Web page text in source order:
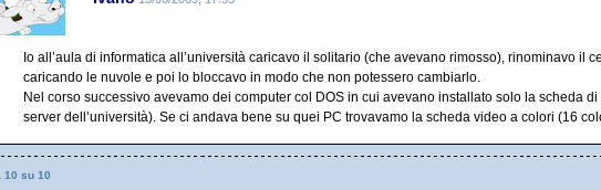
Io all’aula di informatica all’università caricavo il solitario (che avevano rimosso), rinominavo il
caricando le nuvole e poi lo bloccavo in modo che non potessero cambiarlo.
Nel corso successivo avevamo dei computer col DOS in cui avevano installato solo la scheda di
server dell’università). Se ci andava bene su quei PC trovavamo la scheda video a colori (16
10 su 10